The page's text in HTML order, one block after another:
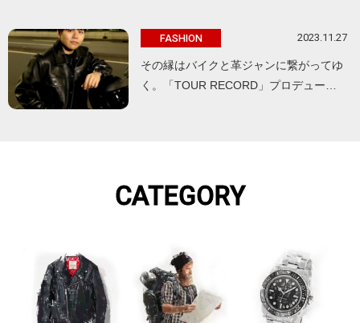
FASHION 2023.11.27
その縁はバイクと革ジャンに繋がってゆ
く。「TOUR RECORD」プロデュー…
CATEGORY